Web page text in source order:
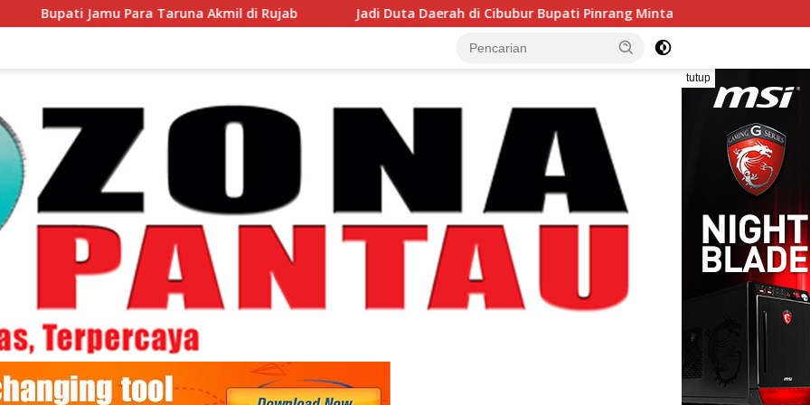
Para Taruna Akmil di Rujab Jadi Duta Daerah di Cibubur Bupati Pinrang Minta Kontingen Pramuka Jaga Nama Baik
tutup